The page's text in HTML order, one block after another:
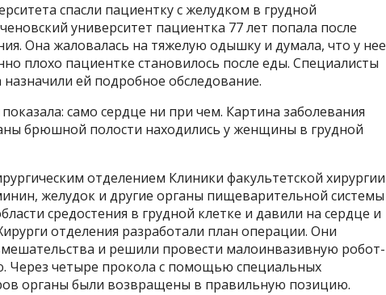
спасли пациентку с желудком в грудной
университет пациентка 77 лет попала после
Она жаловалась на тяжелую одышку и думала, что у нее
плохо пациентке становилось после еды. Специалисты
ей подробное обследование.
само сердце ни при чем. Картина заболевания
брюшной полости находились у женщины в грудной
отделением Клиники факультетской хирургии
желудок и другие органы пищеварительной системы
средостения в грудной клетке и давили на сердце и
отделения разработали план операции. Они
и решили провести малоинвазивную робот-
Через четыре прокола с помощью специальных
органы были возвращены в правильную позицию.